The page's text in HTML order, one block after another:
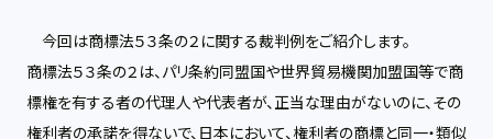
今回は商標法５３条の２に関する裁判例をご紹介します。
商標法５３条の２は、パリ条約同盟国や世界貿易機関加盟国等で商
標権を有する者の代理人や代表者が、正当な理由がないのに、その
権利者の承諾を得ないで、日本において、権利者の商標と同一・類似